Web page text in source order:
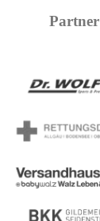
Partner